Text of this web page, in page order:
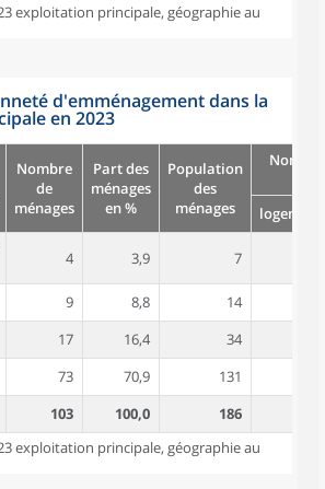
exploitation principale, géographie au
d'emménagement dans la
en 2023
Nombre
de
ménages
Part des
ménages
en %
Population
des
ménages
logement
4 3,9 7
9 8,8 14
17 16,4 34
73 70,9 131
103 100,0 186
exploitation principale, géographie au